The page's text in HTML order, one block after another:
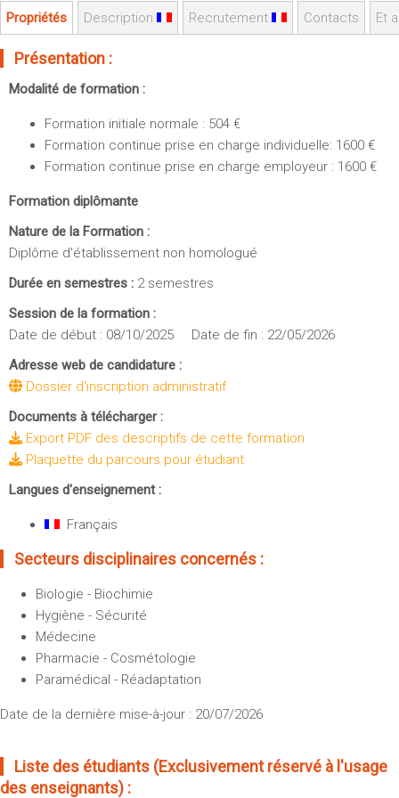
Sportives)
UFR FS (Chimie, Mathématique, Physique)
UFR Biosciences (Biologie, Biochimie)
GEP (Génie Electrique des Procédés - Département composante)
Mécanique (Département composante)
Plan et accès
OUTILS
Intranet des personnels
Messagerie
de Compétences
Propriétés Description Recrutement Contacts Et
Présentation :
Modalité de formation :
Formation initiale normale : 504 €
Formation continue prise en charge individuelle: 1600 €
Formation continue prise en charge employeur : 1600 €
Formation diplômante
Nature de la Formation :
Diplôme d'établissement non homologué
Durée en semestres : 2 semestres
Session de la formation :
Date de début : 08/10/2025 Date de fin : 22/05/2026
Adresse web de candidature :
Dossier d'inscription administratif
Documents à télécharger :
Export PDF des descriptifs de cette formation
Plaquette du parcours pour étudiant
Langues d'enseignement :
Français
Secteurs disciplinaires concernés :
Biologie - Biochimie
Hygiène - Sécurité
Médecine
Pharmacie - Cosmétologie
Paramédical - Réadaptation
Date de la dernière mise-à-jour : 20/07/2026
Liste des étudiants (Exclusivement réservé à l'usage
des enseignants) :